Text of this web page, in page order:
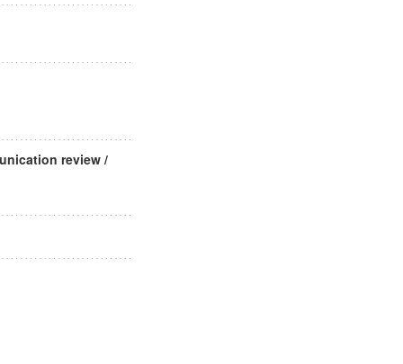
review /